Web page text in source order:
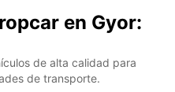
en Gyor:
de alta calidad para
de transporte.